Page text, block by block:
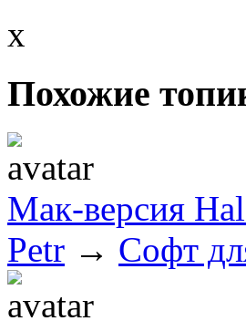
x
Похожие
Мак-версия
Petr → Софт